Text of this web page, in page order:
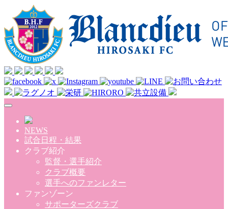
Skip to main content
NEWS
試合日程・結果
クラブ紹介
監督・選手紹介
クラブ概要
選手へのファンレター
ファンゾーン
サポーターズクラブ